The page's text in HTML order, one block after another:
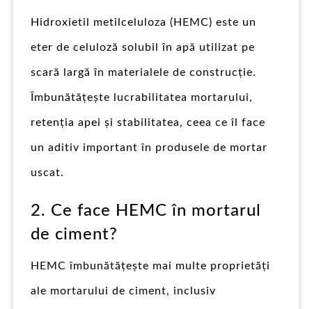
Hidroxietil metilceluloza (HEMC) este un
eter de celuloză solubil în apă utilizat pe
scară largă în materialele de construcție.
Îmbunătățește lucrabilitatea mortarului,
retenția apei și stabilitatea, ceea ce îl face
un aditiv important în produsele de mortar
uscat.
2. Ce face HEMC în mortarul
de ciment?
HEMC îmbunătățește mai multe proprietăți
ale mortarului de ciment, inclusiv